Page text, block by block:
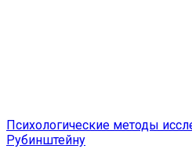
Психологические методы
Рубинштейну